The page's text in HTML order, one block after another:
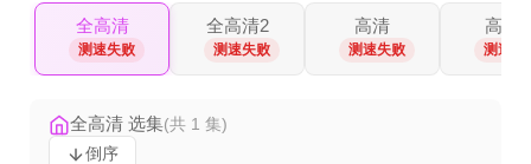
全高清
测速失败
全高清2
测速失败
高清
测速失败
高清2
测速失
全高清 选集(共 1 集)
倒序